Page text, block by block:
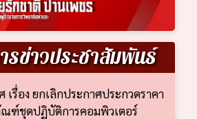
ข่าวประชาสัมพันธ์
เรื่อง ยกเลิกประกาศประกวดราคา
ฑ์ชุดปฏิบัติการคอมพิวเตอร์